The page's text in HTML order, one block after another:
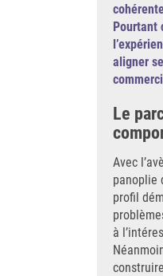
Pourtant
aligner
Le
Avec
panoplie
profil
à